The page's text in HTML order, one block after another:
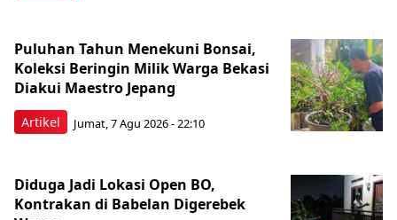
Artikel
Puluhan Tahun Menekuni Bonsai,
Koleksi Beringin Milik Warga Bekasi
Diakui Maestro Jepang
Jumat, 7 Agu 2026 - 22:10
Diduga Jadi Lokasi Open BO,
Kontrakan di Babelan Digerebek